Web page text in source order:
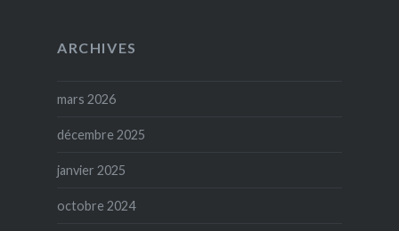
ARCHIVES
mars 2026
décembre 2025
janvier 2025
octobre 2024